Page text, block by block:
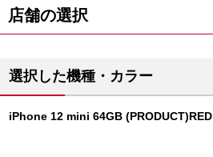
店舗の選択
選択した機種・カラー
iPhone 12 mini 64GB (PRODUCT)RED